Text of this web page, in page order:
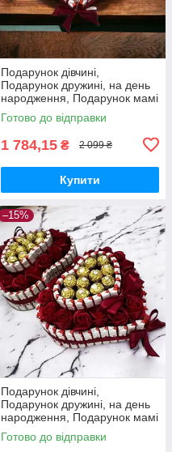
Подарунок дівчині,
Подарунок дружині, на день
народження, Подарунок мамі
на день народження, подрузі,
сестрі, доньці
Готово до відправки
1 784,15 ₴ 2 099 ₴
Купити
–15%
Подарунок дівчині,
Подарунок дружині, на день
народження, Подарунок мамі
на день народження, подрузі,
сестрі, доньці
Готово до відправки